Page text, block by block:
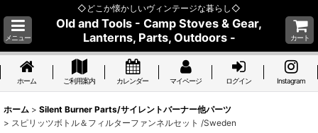
◇どこか懐かしいヴィンテージな暮らし◇
メニュー
Old and Tools - Camp Stoves & Gear,
Lanterns, Parts, Outdoors -
カート
ホーム ご利用案内 カレンダー マイページ ログイン Instagram
ホーム > Silent Burner Parts/サイレントバーナー他パーツ
> スピリッツボトル＆フィルターファンネルセット /Sweden